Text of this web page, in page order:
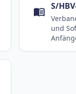
S/
und